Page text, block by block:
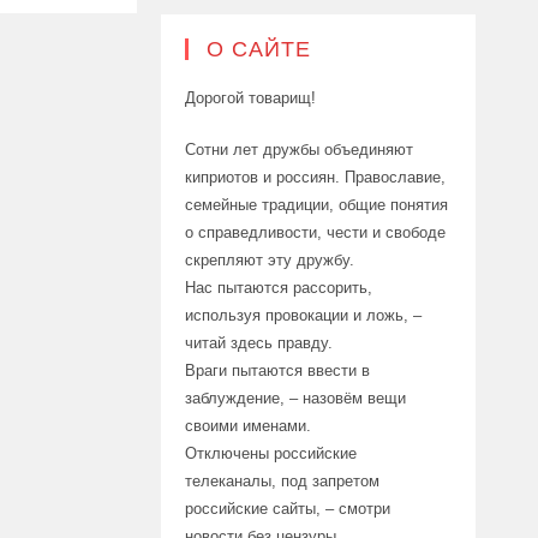
О САЙТЕ
Дорогой товарищ!
Сотни лет дружбы объединяют
киприотов и россиян. Православие,
семейные традиции, общие понятия
о справедливости, чести и свободе
скрепляют эту дружбу.
Нас пытаются рассорить,
используя провокации и ложь, –
читай здесь правду.
Враги пытаются ввести в
заблуждение, – назовём вещи
своими именами.
Отключены российские
телеканалы, под запретом
российские сайты, – смотри